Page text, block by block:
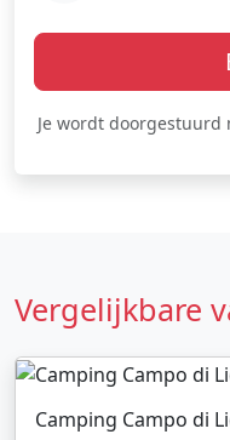
Je wordt
Vergelijkbare
Camping Campo di